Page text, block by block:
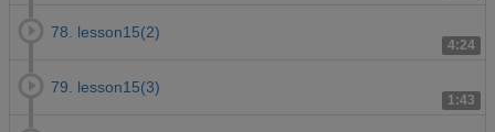
4:24
78. lesson15(2)
1:43
79. lesson15(3)